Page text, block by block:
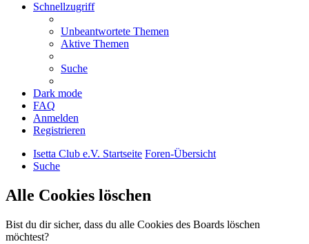
Schnellzugriff
Unbeantwortete Themen
Aktive Themen
Suche
Dark mode
FAQ
Anmelden
Registrieren
Isetta Club e.V. Startseite Foren-Übersicht
Suche
Alle Cookies löschen
Bist du dir sicher, dass du alle Cookies des Boards löschen
möchtest?